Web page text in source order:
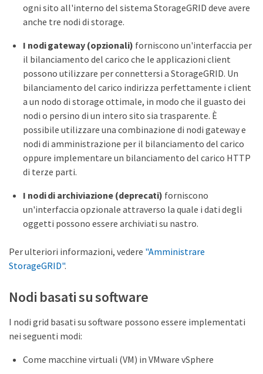
ogni sito all'interno del sistema StorageGRID deve avere
anche tre nodi di storage.
I nodi gateway (opzionali) forniscono un'interfaccia per
il bilanciamento del carico che le applicazioni client
possono utilizzare per connettersi a StorageGRID. Un
bilanciamento del carico indirizza perfettamente i client
a un nodo di storage ottimale, in modo che il guasto dei
nodi o persino di un intero sito sia trasparente. È
possibile utilizzare una combinazione di nodi gateway e
nodi di amministrazione per il bilanciamento del carico
oppure implementare un bilanciamento del carico HTTP
di terze parti.
I nodi di archiviazione (deprecati) forniscono
un'interfaccia opzionale attraverso la quale i dati degli
oggetti possono essere archiviati su nastro.
Per ulteriori informazioni, vedere "Amministrare
StorageGRID".
Nodi basati su software
I nodi grid basati su software possono essere implementati
nei seguenti modi:
Come macchine virtuali (VM) in VMware vSphere